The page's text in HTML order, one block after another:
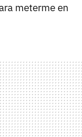
meterme en